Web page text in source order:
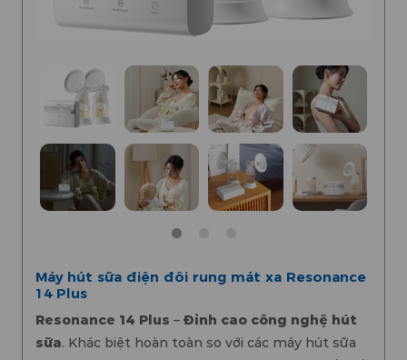
Máy hút sữa điện đôi rung mát xa Resonance
14 Plus
Resonance 14 Plus – Đỉnh cao công nghệ hút
sữa. Khác biệt hoàn toàn so với các máy hút sữa